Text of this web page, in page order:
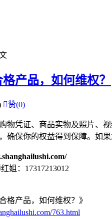
产品，如何维权？
赞(0)
物凭证、商品实物及照片、
确保你的权益得到保障。如
姐：17317213012
格产品，如何维权？》
763.html